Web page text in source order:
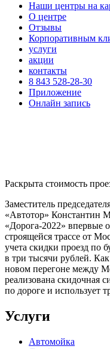
Наши центры на
О центре
Отзывы
Корпоративным
услуги
акции
контакты
8 843 528-28-30
Приложение
Онлайн запись
Раскрыта стоимость
Заместитель
«Автотор» Константин
«Дорога-2022» впервые
строящейся трассе от
учета скидки проезд по
в три тысячи рублей.
новом перегоне между
реализована скидочная
по дороге и использует
Услуги
Автомойка